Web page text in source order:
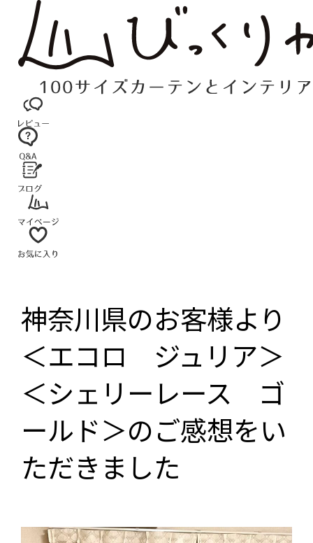
神奈川県のお客様より
＜エコロ ジュリア＞
＜シェリーレース ゴ
ールド＞のご感想をい
ただきました